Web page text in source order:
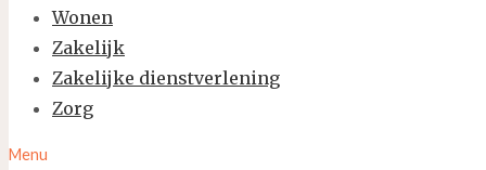
Wonen
Zakelijk
Zakelijke dienstverlening
Zorg
Menu